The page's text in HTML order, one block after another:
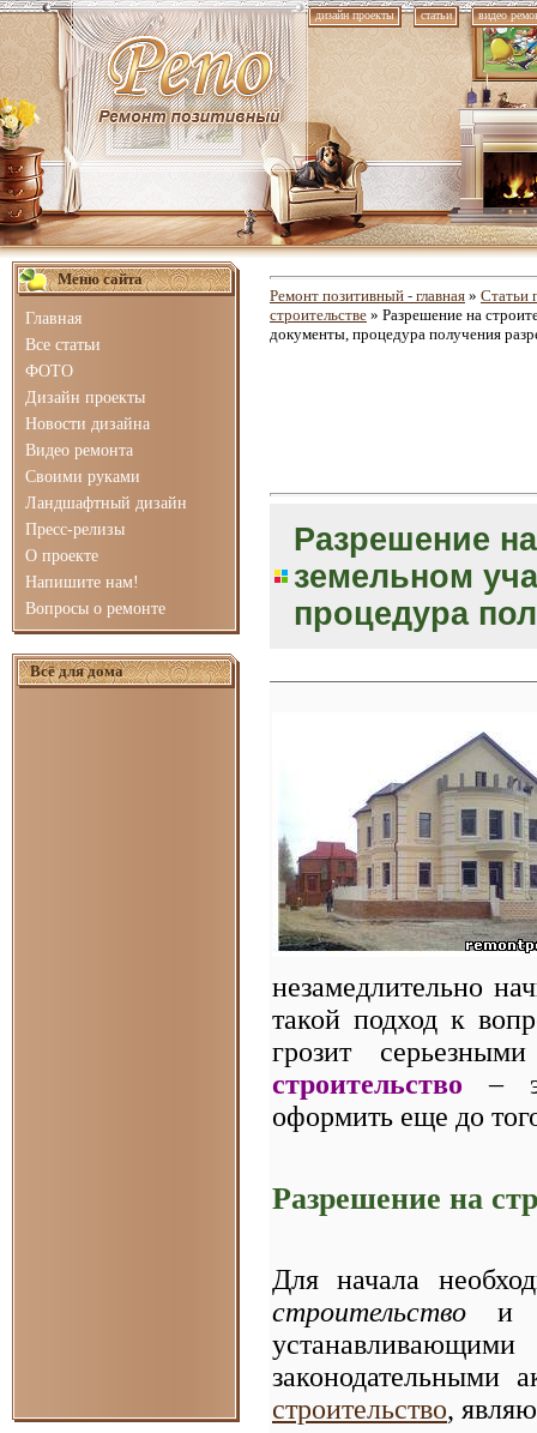
дизайн проекты статьи видео
Меню сайта
Главная
Все статьи
ФОТО
Дизайн проекты
Новости дизайна
Видео ремонта
Своими руками
Ландшафтный дизайн
Пресс-релизы
О проекте
Напишите нам!
Вопросы о ремонте
Всё для дома
Ремонт позитивный - главная » Статьи
строительстве » Разрешение на
документы, процедура получения
Разрешение
земельном
процедура
незамедлительно
такой подход к
грозит
строительство–
оформить еще до
Разрешение на
Для начала
строительство и
законодательными
строительство,